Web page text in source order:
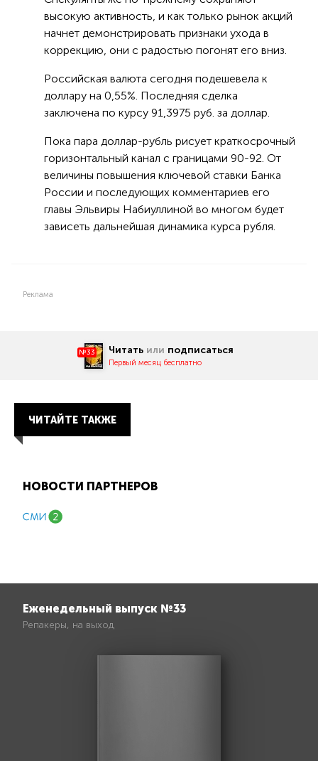
высокую активность, и как только рынок акций
начнет демонстрировать признаки ухода в
коррекцию, они с радостью погонят его вниз.
Российская валюта сегодня подешевела к
доллару на 0,55%. Последняя сделка
заключена по курсу 91,3975 руб. за доллар.
Пока пара доллар-рубль рисует краткосрочный
горизонтальный канал с границами 90-92. От
величины повышения ключевой ставки Банка
России и последующих комментариев его
главы Эльвиры Набиуллиной во многом будет
зависеть дальнейшая динамика курса рубля.
Реклама
№33 Читать или подписаться
Первый месяц бесплатно
ЧИТАЙТЕ ТАКЖЕ
НОВОСТИ ПАРТНЕРОВ
Еженедельный выпуск №33
Репакеры, на выход